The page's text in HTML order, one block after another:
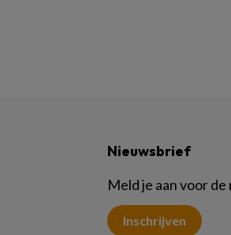
Nieuwsbrief
Meld je aan voor
Inschrijven